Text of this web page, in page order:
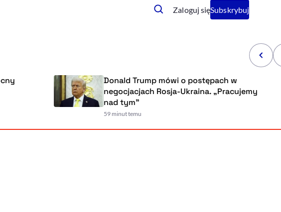
Powiększenie kursora
Zaloguj sięSubskrybuj
Donald Trump mówi o postępach w
negocjacjach Rosja-Ukraina. „Pracujemy
nad tym”
59 minut temu